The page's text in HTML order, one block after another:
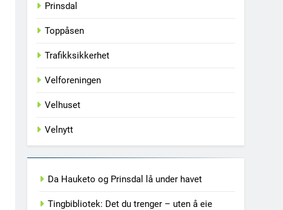
Prinsdal
Toppåsen
Trafikksikkerhet
Velforeningen
Velhuset
Velnytt
Da Hauketo og Prinsdal lå under havet
Tingbibliotek: Det du trenger – uten å eie